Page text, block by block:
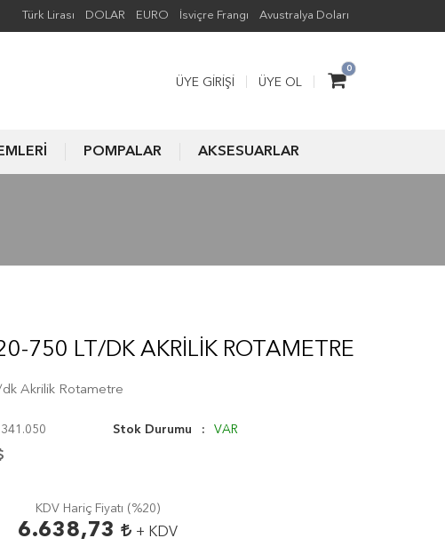
Türk Lirası DOLAR EURO İsviçre Frangı Avustralya Doları
0
ÜYE GIRIŞI ÜYE OL
POMPALAR AKSESUARLAR
750 LT/DK AKRILIK ROTAMETRE
Akrilik Rotametre
Stok Durumu VAR
KDV Hariç Fiyatı (%20)
6.638,73 + KDV